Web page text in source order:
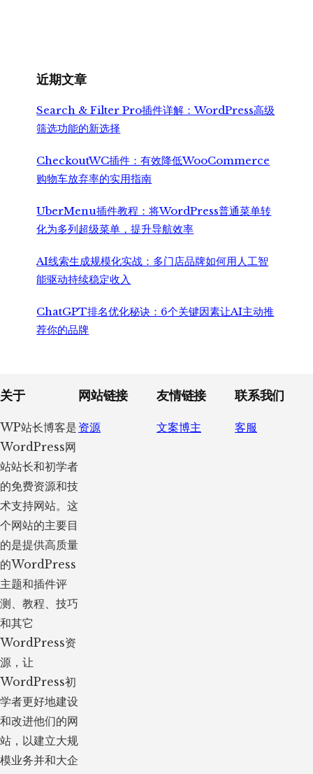
近期文章
Search & Filter Pro插件详解：WordPress高级
筛选功能的新选择
CheckoutWC插件：有效降低WooCommerce
购物车放弃率的实用指南
UberMenu插件教程：将WordPress普通菜单转
化为多列超级菜单，提升导航效率
AI线索生成规模化实战：多门店品牌如何用人工智
能驱动持续稳定收入
ChatGPT排名优化秘诀：6个关键因素让AI主动推
荐你的品牌
Footer
关于
WP站长博客是
WordPress网
站站长和初学者
的免费资源和技
术支持网站。这
个网站的主要目
的是提供高质量
的WordPress
主题和插件评
测、教程、技巧
和其它
WordPress资
源，让
WordPress初
学者更好地建设
和改进他们的网
站，以建立大规
模业务并和大企
网站链接
资源
友情链接
文案博主
联系我们
客服